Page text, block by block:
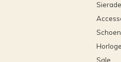
Sale